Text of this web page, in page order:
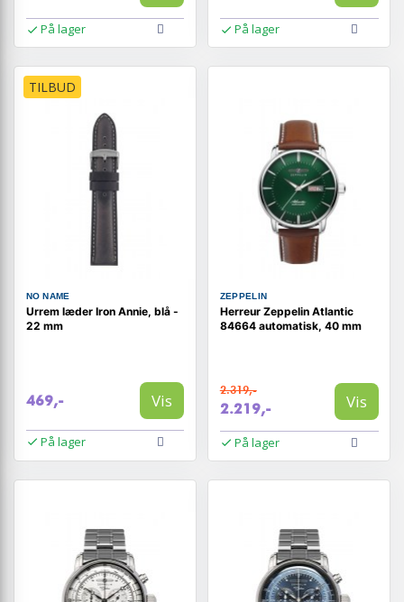
På lager På lager
TILBUD
NO NAME
Urrem læder Iron Annie, blå -
22 mm
469,- Vis
På lager
ZEPPELIN
Herreur Zeppelin Atlantic
84664 automatisk, 40 mm
2.319,-
2.219,- Vis
På lager